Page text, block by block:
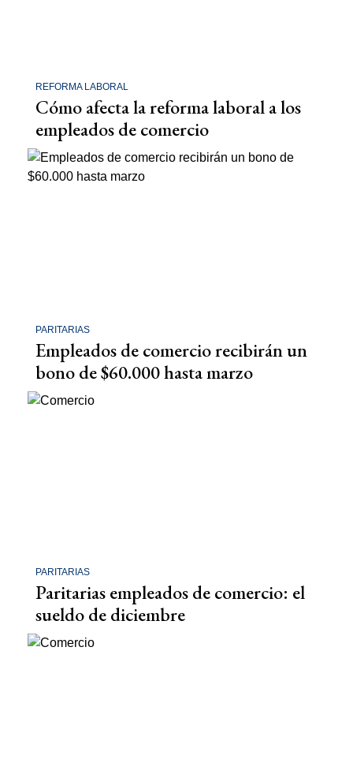
REFORMA LABORAL
Cómo afecta la reforma laboral a los
empleados de comercio
PARITARIAS
Empleados de comercio recibirán un
bono de $60.000 hasta marzo
PARITARIAS
Paritarias empleados de comercio: el
sueldo de diciembre